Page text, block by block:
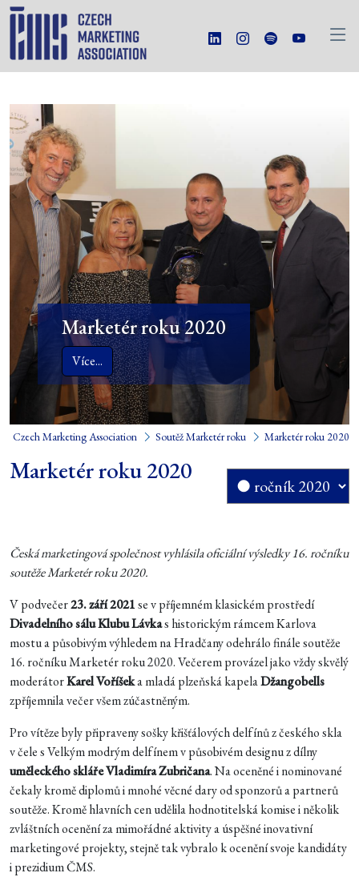
Marketér roku 2020
Více...
Czech Marketing Association Soutěž Marketér roku Marketér roku 2020
Marketér roku 2020
Česká marketingová společnost vyhlásila oficiální výsledky 16. ročníku
soutěže Marketér roku 2020.
V podvečer23. září 2021se v příjemném klasickém prostředí
Divadelního sálu Klubu Lávkas historickým rámcem Karlova
mostu a působivým výhledem na Hradčany odehrálo finále soutěže
16. ročníku Marketér roku 2020. Večerem provázel jako vždy skvělý
moderátorKarel Voříšeka mladá plzeňská kapelaDžangobells
zpříjemnila večer všem zúčastněným.
Pro vítěze byly připraveny sošky křišťálových delfínů z českého skla
v čele s Velkým modrým delfínem v působivém designu z dílny
uměleckého skláře Vladimíra Zubričana. Na oceněné i nominované
čekaly kromě diplomů i mnohé věcné dary od sponzorů a partnerů
soutěže. Kromě hlavních cen udělila hodnotitelská komise i několik
zvláštních ocenění za mimořádné aktivity a úspěšné inovativní
marketingové projekty, stejně tak vybralo k ocenění svoje kandidáty
i prezidium ČMS.